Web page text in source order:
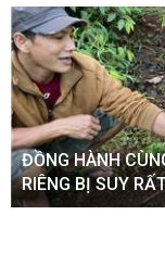
ĐỒNG HÀNH
RIÊNG BỊ SUY